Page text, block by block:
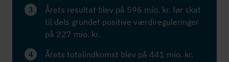
3
Årets resultat blev på 596 mio. kr. før skat
til dels grundet positive vær­di­re­gu­le­rin­ger
på 227 mio. kr.
4
Årets totalindkomst blev på 441 mio. kr.